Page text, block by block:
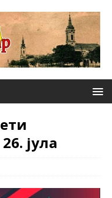
јула